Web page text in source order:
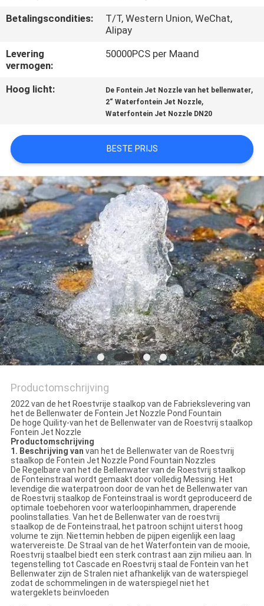
CITAAT
NEWS
SITEMAP
PRIVACY
POLICY
Betalingscondities:
T/T, Western Union, WeChat,
Alipay
Levering
vermogen:
50000PCS per Maand
Hoog licht: De Fontein Jet Nozzle van het bellenwater,
2“ Waterfontein Jet Nozzle,
Waterfontein Jet Nozzle DN20
BESTE PRIJS
Productomschrijving
2022 van de het Roestvrije staalkop van de Fabriekslevering van
het de Bellenwater de Fontein Jet Nozzle Pond Fountain
De hoge Quility-van het de Bellenwater van de Roestvrij staalkop
Fontein Jet Nozzle
Productomschrijving
1. Beschrijving van van het de Bellenwater van de Roestvrij
staalkop de Fontein Jet Nozzle Pond Fountain Nozzles
De Regelbare van het de Bellenwater van de Roestvrij staalkop
de Fonteinstraal wordt gemaakt door volledig Messing. Het
levendige die waterpatroon door de van het de Bellenwater van
de Roestvrij staalkop de Fonteinstraal is wordt geproduceerd de
optimale toebehoren voor waterloopinhammen, draperende
poolinstallaties. Van het de Bellenwater van de roestvrij
staalkop de de Fonteinstraal, het patroon schijnt uiterst hoog
volume te zijn. Niettemin hebben de pijpen eigenlijk een laag
watervereiste. De Straal van de het Waterfontein van de mooie,
Roestvrij staalbel biedt een sterk contrast aan zijn milieu aan. In
tegenstelling tot Cascade en Roestvrij staal de Fontein van het
Bellenwater zijn de Stralen niet afhankelijk van de waterspiegel
zodat de schommelingen in de waterspiegel niet het
watergeklets beïnvloeden